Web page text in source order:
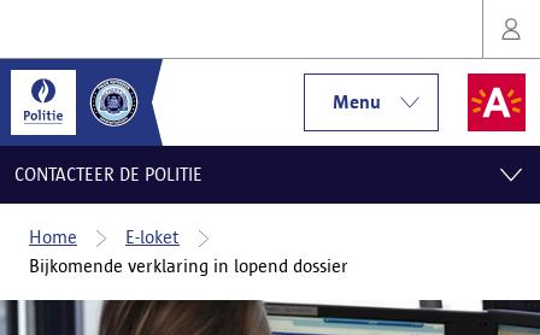
Menu
CONTACTEER DE POLITIE
Home
E-loket
Bijkomende verklaring in lopend dossier